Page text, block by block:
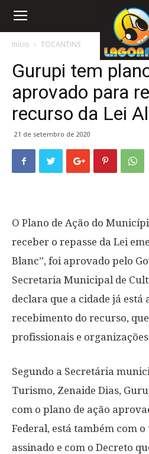
Início TOCANTINS
Gurupi tem
aprovado para
recurso da Lei
21 de setembro de 2020
O Plano de Ação do
receber o repasse da Lei
Blanc”, foi aprovado pelo
Secretaria Municipal de
declara que a cidade já está
recebimento do recurso,
profissionais e
Segundo a Secretária
Turismo, Zenaide Dias,
com o plano de ação
Federal, está também com o
assinado e com o Decreto